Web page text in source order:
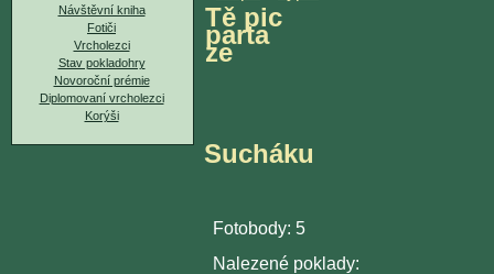
Návštěvní kniha
Fotiči
Vrcholezci
Stav pokladohry
Novoroční prémie
Diplomovaní vrcholezci
Korýši
Tě pic
parta
ze
Sucháku
Fotobody: 5
Nalezené poklady: